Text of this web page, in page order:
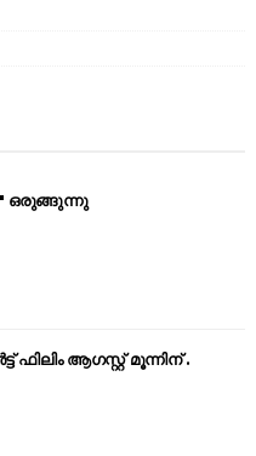
ഒരുങ്ങുന്നു
ആഗസ്റ്റ് മൂന്നിന് .